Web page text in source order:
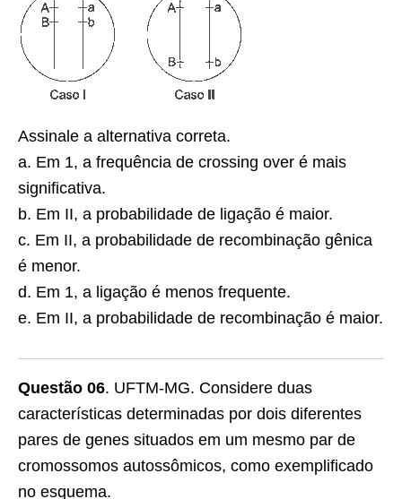
Assinale a alternativa correta.
a. Em 1, a frequência de crossing over é mais
significativa.
b. Em II, a probabilidade de ligação é maior.
c. Em II, a probabilidade de recombinação gênica
é menor.
d. Em 1, a ligação é menos frequente.
e. Em II, a probabilidade de recombinação é maior.
Questão 06. UFTM-MG. Considere duas
características determinadas por dois diferentes
pares de genes situados em um mesmo par de
cromossomos autossô­micos, como exemplificado
no esquema.